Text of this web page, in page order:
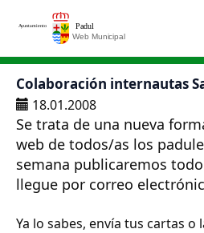
Saltar al contenido principal
Colaboración internautas
18.01.2008
Se trata de una nueva
web de todos/as los
semana publicaremos
llegue por correo
Ya lo sabes, envía tus cartas